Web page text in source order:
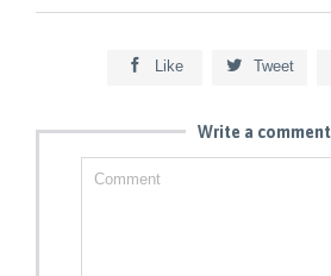
 Like  Tweet
Write a